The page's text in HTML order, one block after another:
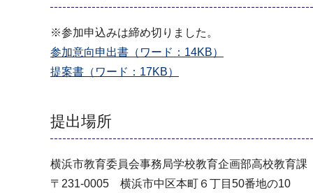
※参加申込みは締め切りました。
参加意向申出書（ワード：14KB）
提案書（ワード：17KB）
提出場所
横浜市教育委員会事務局学校教育企画部高校教育
〒231-0005 横浜市中区本町６丁目50番地の10